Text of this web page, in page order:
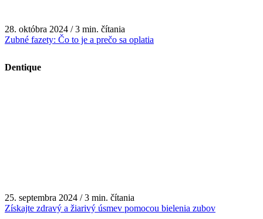
28. októbra 2024 / 3 min. čítania
Zubné fazety: Čo to je a prečo sa oplatia
Dentique
25. septembra 2024 / 3 min. čítania
Získajte zdravý a žiarivý úsmev pomocou bielenia zubov